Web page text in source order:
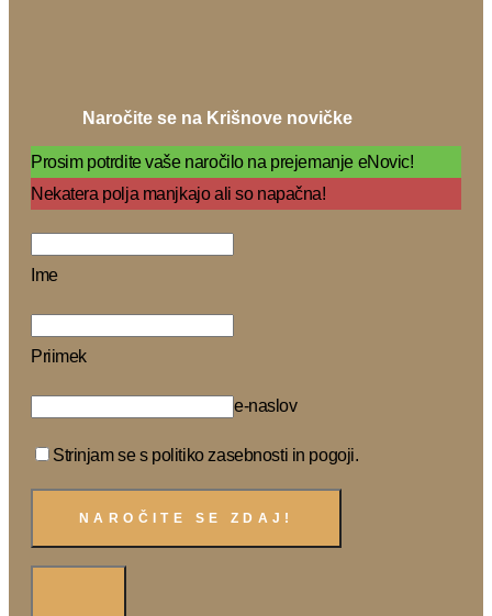
Naročite se na Krišnove novičke
Prosim potrdite vaše naročilo na prejemanje eNovic!
Nekatera polja manjkajo ali so napačna!
Ime
Priimek
e-naslov
Strinjam se s politiko zasebnosti in pogoji.